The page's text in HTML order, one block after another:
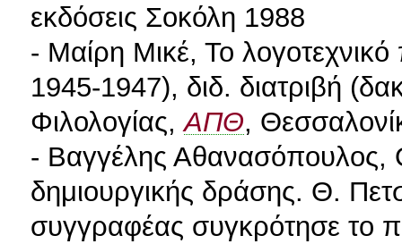
εκδόσεις Σοκόλη 1988
- Μαίρη Μικέ, Το
1945-1947), διδ. διατριβή
Φιλολογίας,ΑΠΘ,
- Βαγγέλης Αθανασόπουλος,
δημιουργικής δράσης. Θ.
συγγραφέας συγκρότησε το